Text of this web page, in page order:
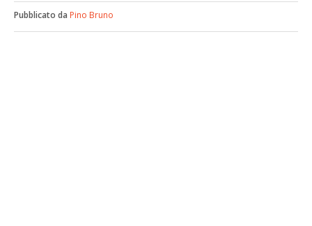
Pubblicato da Pino Bruno